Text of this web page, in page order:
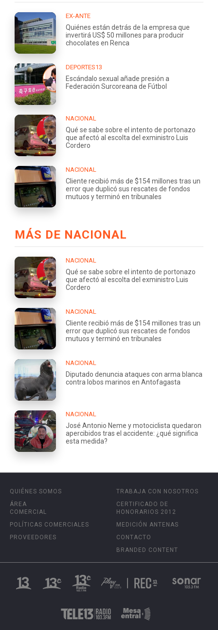
EX-ANTE
Quiénes están detrás de la empresa que
invertirá US$ 50 millones para producir
chocolates en Renca
DEPORTES13
Escándalo sexual añade presión a
Federación Surcoreana de Fútbol
NACIONAL
Qué se sabe sobre el intento de portonazo
que afectó al escolta del exministro Luis
Cordero
NACIONAL
Cliente recibió más de $154 millones tras un
error que duplicó sus rescates de fondos
mutuos y terminó en tribunales
MÁS DE NACIONAL
NACIONAL
Qué se sabe sobre el intento de portonazo
que afectó al escolta del exministro Luis
Cordero
NACIONAL
Cliente recibió más de $154 millones tras un
error que duplicó sus rescates de fondos
mutuos y terminó en tribunales
NACIONAL
Diputado denuncia ataques con arma blanca
contra lobos marinos en Antofagasta
NACIONAL
José Antonio Neme y motociclista quedaron
apercibidos tras el accidente: ¿qué significa
esta medida?
QUIÉNES SOMOS
ÁREA
COMERCIAL
POLÍTICAS COMERCIALES
PROVEEDORES
TRABAJA CON NOSOTROS
CERTIFICADO DE
HONORARIOS 2012
MEDICIÓN ANTENAS
CONTACTO
BRANDED CONTENT